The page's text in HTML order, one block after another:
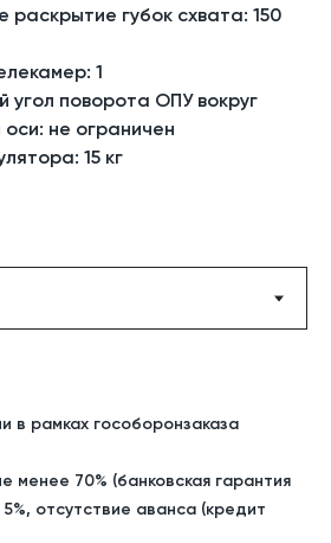
раскрытие губок схвата: 150
1
угол поворота ОПУ вокруг
оси: не ограничен
15 кг
в рамках гособоронзаказа
менее 70% (банковская гарантия
отсутствие аванса (кредит